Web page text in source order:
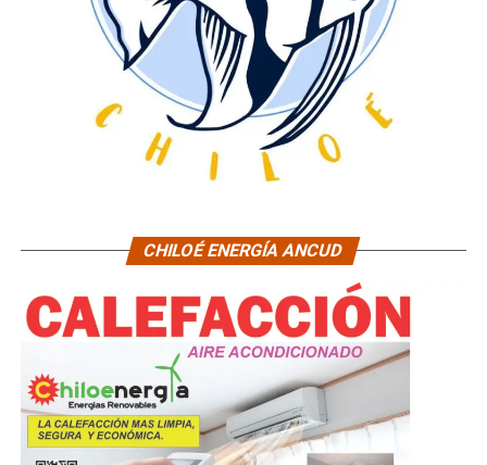
CHILOÉ ENERGÍA ANCUD